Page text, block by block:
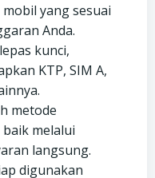
yang sesuai
Anda.
kunci,
KTP, SIM A,
metode
melalui
langsung.
digunakan